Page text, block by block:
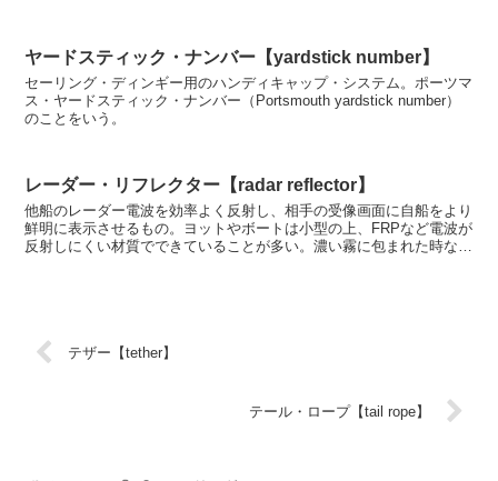
ヤードスティック・ナンバー【yardstick number】
セーリング・ディンギー用のハンディキャップ・システム。ポーツマ
ス・ヤードスティック・ナンバー（Portsmouth yardstick number）
のことをいう。
レーダー・リフレクター【radar reflector】
他船のレーダー電波を効率よく反射し、相手の受像画面に自船をより
鮮明に表示させるもの。ヨットやボートは小型の上、FRPなど電波が
反射しにくい材質でできていることが多い。濃い霧に包まれた時など
テザー【tether】
テール・ロープ【tail rope】